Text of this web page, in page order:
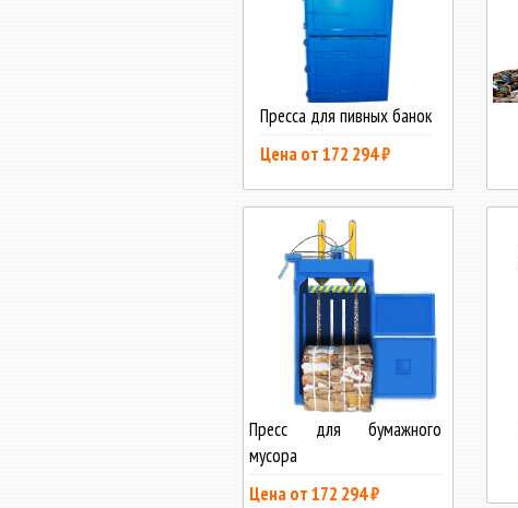
Пресса для пивных банок
Цена от 172 294 ₽
Пресс для бумажного
мусора
Цена от 172 294 ₽